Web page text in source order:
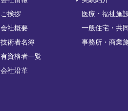
ご挨拶
会社概要
技術者名簿
有資格者一覧
会社沿革
医療・福祉施
一般住宅・共
事務所・商業